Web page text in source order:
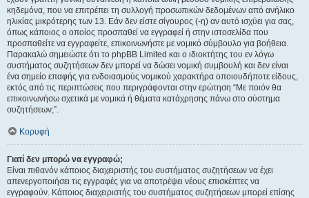
κηδεμόνα, που να επιτρέπει τη συλλογή προσωπικών δεδομένων από ανήλικο
ηλικίας μικρότερης των 13. Εάν δεν είστε σίγουρος (-η) αν αυτό ισχύει για σας,
όπως κάποιος ο οποίος προσπαθεί να εγγραφεί ή στην ιστοσελίδα που
προσπαθείτε να εγγραφείτε, επικοινωνήστε με νομικό σύμβουλο για βοήθεια.
Παρακαλώ σημειώστε ότι το phpBB Limited και ο ιδιοκτήτης του εν λόγω
συστήματος συζητήσεων δεν μπορεί να δώσει νομική συμβουλή και δεν είναι
ένα σημείο επαφής για ενδοιασμούς νομικού χαρακτήρα οποιουδήποτε είδους,
εκτός από τις περιπτώσεις που περιγράφονται στην ερώτηση “Με ποιόν θα
επικοινωνήσω σχετικά με νομικά ή θέματα κατάχρησης πάνω στο σύστημα
συζητήσεων;”.
Κορυφή
Γιατί δεν μπορώ να εγγραφώ;
Είναι πιθανόν κάποιος διαχειριστής του συστήματος συζητήσεων να έχει
απενεργοποιήσει τις εγγραφές για να αποτρέψει νέους επισκέπτες να
εγγραφούν. Κάποιος διαχειριστής του συστήματος συζητήσεων μπορεί επίσης